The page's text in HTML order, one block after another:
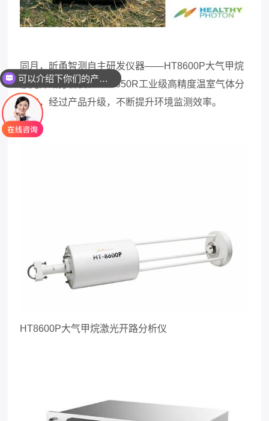
同月，昕甬智测自主研发仪器——HT8600P大气甲烷
激光开路分析仪、
HT8850R工业级高精度温室气体分
析仪，经过产品升级，不断提升环境监测效率。
HT8600P大气甲烷激光开路分析仪